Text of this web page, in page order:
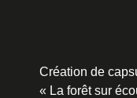
Création de
« La forêt sur